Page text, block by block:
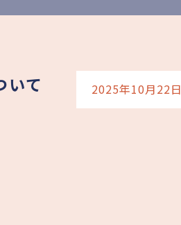
いて 2025年10月22日